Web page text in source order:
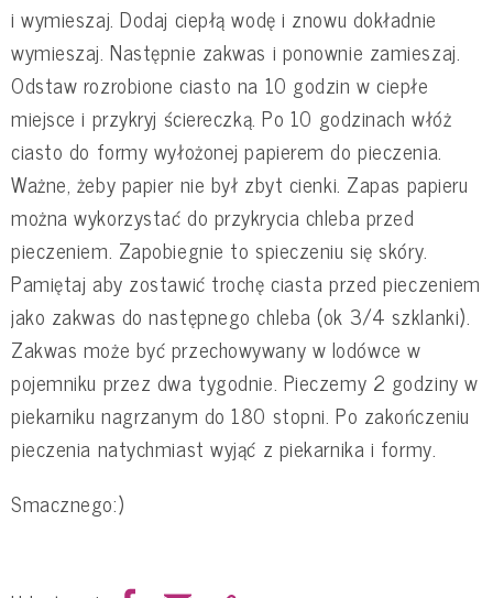
i wymieszaj. Dodaj ciepłą wodę i znowu dokładnie
wymieszaj. Następnie zakwas i ponownie zamieszaj.
Odstaw rozrobione ciasto na 10 godzin w ciepłe
miejsce i przykryj ściereczką. Po 10 godzinach włóż
ciasto do formy wyłożonej papierem do pieczenia.
Ważne, żeby papier nie był zbyt cienki. Zapas papieru
można wykorzystać do przykrycia chleba przed
pieczeniem. Zapobiegnie to spieczeniu się skóry.
Pamiętaj aby zostawić trochę ciasta przed pieczeniem
jako zakwas do następnego chleba (ok 3/4 szklanki).
Zakwas może być przechowywany w lodówce w
pojemniku przez dwa tygodnie. Pieczemy 2 godziny w
piekarniku nagrzanym do 180 stopni. Po zakończeniu
pieczenia natychmiast wyjąć z piekarnika i formy.
Smacznego:)